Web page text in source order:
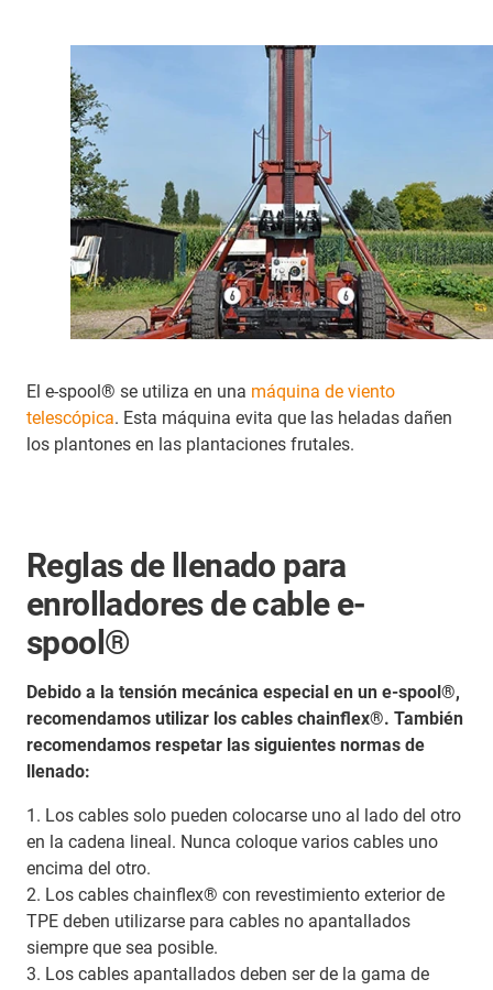
El e-spool® se utiliza en una máquina de viento
telescópica. Esta máquina evita que las heladas dañen
los plantones en las plantaciones frutales.
Reglas de llenado para
enrolladores de cable e-
spool®
Debido a la tensión mecánica especial en un e-spool®,
recomendamos utilizar los cables chainflex®. También
recomendamos respetar las siguientes normas de
llenado:
1. Los cables solo pueden colocarse uno al lado del otro
en la cadena lineal. Nunca coloque varios cables uno
encima del otro.
2. Los cables chainflex® con revestimiento exterior de
TPE deben utilizarse para cables no apantallados
siempre que sea posible.
3. Los cables apantallados deben ser de la gama de